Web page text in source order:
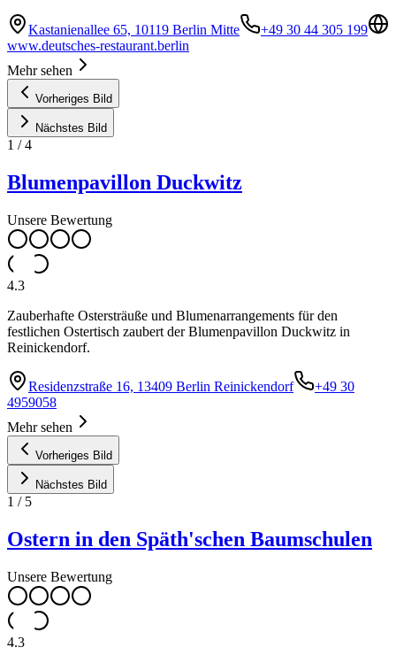
Kastanienallee 65, 10119 Berlin Mitte
+49 30 44 305 199
www.deutsches-restaurant.berlin
Mehr sehen
Vorheriges Bild
Nächstes Bild
1 /4
Blumenpavillon Duckwitz
Unsere Bewertung
4.3
Zauberhafte Ostersträuße und Blumenarrangements für den
festlichen Ostertisch zaubert der Blumenpavillon Duckwitz in
Reinickendorf.
Residenzstraße 16, 13409 Berlin Reinickendorf
+49 30
4959058
Mehr sehen
Vorheriges Bild
Nächstes Bild
1 / 5
Ostern in den Späth'schen Baumschulen
Unsere Bewertung
4.3